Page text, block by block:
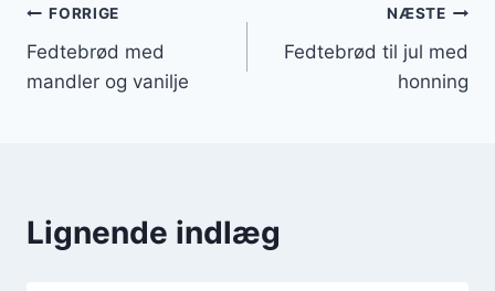
Indlægsnavigation
FORRIGE
Fedtebrød med
mandler og vanilje
NÆSTE
Fedtebrød til jul med
honning
Lignende indlæg